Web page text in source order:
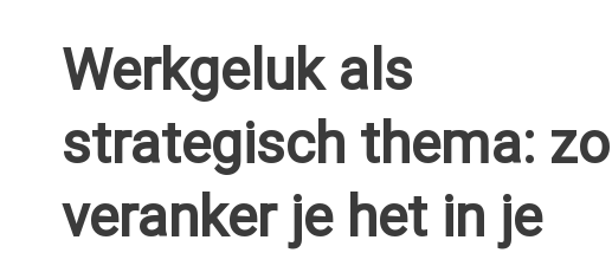
Werkgeluk als
strategisch thema: zo
veranker je het in je